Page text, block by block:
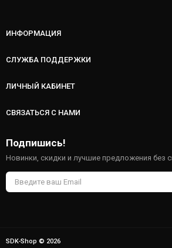
ИНФОРМАЦИЯ
СЛУЖБА ПОДДЕРЖКИ
ЛИЧНЫЙ КАБИНЕТ
СВЯЗАТЬСЯ С НАМИ
Подпишись!
Новинки, скидки и лучшие предложения без
SDK-Shop © 2026